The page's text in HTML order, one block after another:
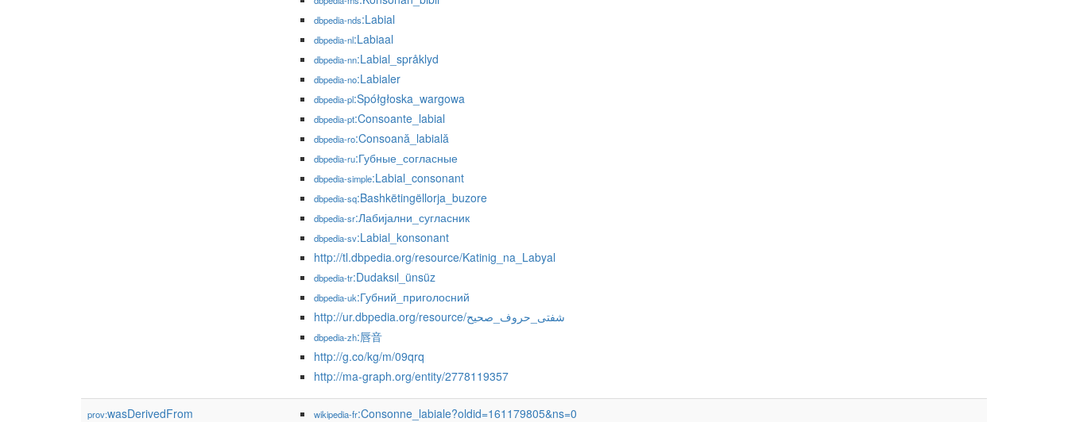
dbpedia-nds:Labial
dbpedia-nl:Labiaal
dbpedia-nn:Labial_språklyd
dbpedia-no:Labialer
dbpedia-pl:Spółgłoska_wargowa
dbpedia-pt:Consoante_labial
dbpedia-ro:Consoană_labială
dbpedia-ru:Губные_согласные
dbpedia-simple:Labial_consonant
dbpedia-sq:Bashkëtingëllorja_buzore
dbpedia-sr:Лабијални_сугласник
dbpedia-sv:Labial_konsonant
http://tl.dbpedia.org/resource/Katinig_na_Labyal
dbpedia-tr:Dudaksıl_ünsüz
dbpedia-uk:Губний_приголосний
http://ur.dbpedia.org/resource/شفتی_حروف_صحیح
dbpedia-zh:唇音
http://g.co/kg/m/09qrq
http://ma-graph.org/entity/2778119357
prov:wasDerivedFrom wikipedia-fr:Consonne_labiale?oldid=161179805&ns=0